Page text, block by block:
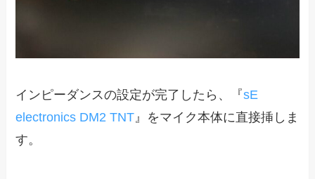
インピーダンスの設定が完了したら、『sE
electronics DM2 TNT 』をマイク本体に直接挿しま
す。